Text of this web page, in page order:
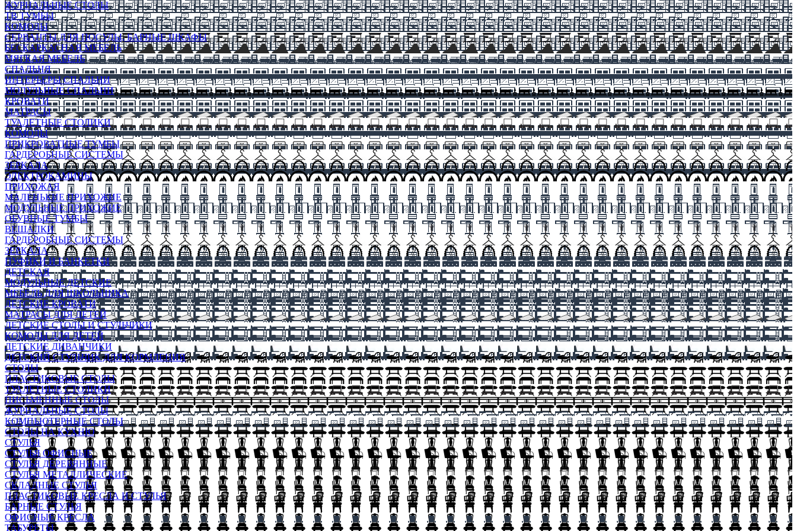
ЖУРНАЛЬНЫЕ СТОЛЫ
ТВ ТУМБЫ
КОМОДЫ
СЕРВАНТЫ ДЛЯ ПОСУДЫ, БАРНЫЕ ШКАФЫ
БЕСКАРКАСНАЯ МЕБЕЛЬ
МЯГКАЯ МЕБЕЛЬ
СПАЛЬНЯ
ИНТЕРЬЕРЫ СПАЛЬНИ
МОДУЛЬНЫЕ СПАЛЬНИ
КРОВАТИ
МАТРАСЫ
ТУАЛЕТНЫЕ СТОЛИКИ
КОМОДЫ
ПРИКРОВАТНЫЕ ТУМБЫ
ГАРДЕРОБНЫЕ СИСТЕМЫ
ЗЕРКАЛА
ЭЛЕКТРОКАМИНЫ
ПРИХОЖАЯ
МАЛЕНЬКИЕ ПРИХОЖИЕ
МОДУЛЬНЫЕ ПРИХОЖИЕ
ОБУВНЫЕ ТУМБЫ
ВЕШАЛКИ
ГАРДЕРОБНЫЕ СИСТЕМЫ
ЗЕРКАЛА
ПУФИКИ И БАНКЕТКИ
ДЕТСКАЯ
МОДУЛЬНЫЕ ДЕТСКИЕ
МЕБЕЛЬ ДЛЯ ШКОЛЬНИКА
ДЕТСКИЕ КРОВАТИ
МАТРАСЫ ДЛЯ ДЕТЕЙ
ДЕТСКИЕ СТОЛЫ И СТУЛЬЧИКИ
КОМОДЫ ДЛЯ ДЕТЕЙ
ДЕТСКИЕ ДИВАНЧИКИ
ДЕТСКИЙ СТУЛЬЧИК ДЛЯ КОРМЛЕНИЯ
СТОЛЫ
ПЛАСТИКОВЫЕ СТОЛЫ
ТУАЛЕТНЫЕ СТОЛИКИ
ПИСЬМЕННЫЕ СТОЛЫ
ЖУРНАЛЬНЫЕ СТОЛЫ
КОМПЬЮТЕРНЫЕ СТОЛЫ
СТОЛЫ НА КУХНЮ
СТУЛЬЯ
СТУЛЬЯ ОФИСНЫЕ
СТУЛЬЯ ДЕРЕВЯННЫЕ
СТУЛЬЯ МЕТАЛЛИЧЕСКИЕ
СКЛАДНЫЕ СТУЛЬЯ
ПЛАСТИКОВЫЕ КРЕСЛА И СТУЛЬЯ
БАРНЫЕ СТУЛЬЯ
ОФИСНЫЕ КРЕСЛА
ТАБУРЕТЫ